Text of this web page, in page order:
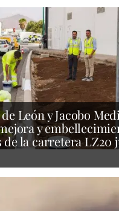
León y Jacobo
y
de la carretera LZ20